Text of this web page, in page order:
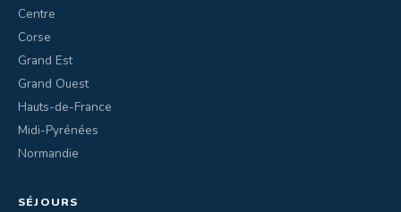
Centre
Corse
Grand Est
Grand Ouest
Hauts-de-France
Midi-Pyrénées
Normandie
SÉJOURS